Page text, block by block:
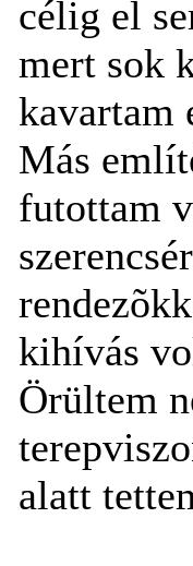
célig el
mert sok
kavartam
Más
futottam
kihívás
Örültem
alatt